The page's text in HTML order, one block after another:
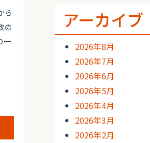
ら
の
一
アーカイブ
2026年8月
2026年7月
2026年6月
2026年5月
2026年4月
2026年3月
2026年2月